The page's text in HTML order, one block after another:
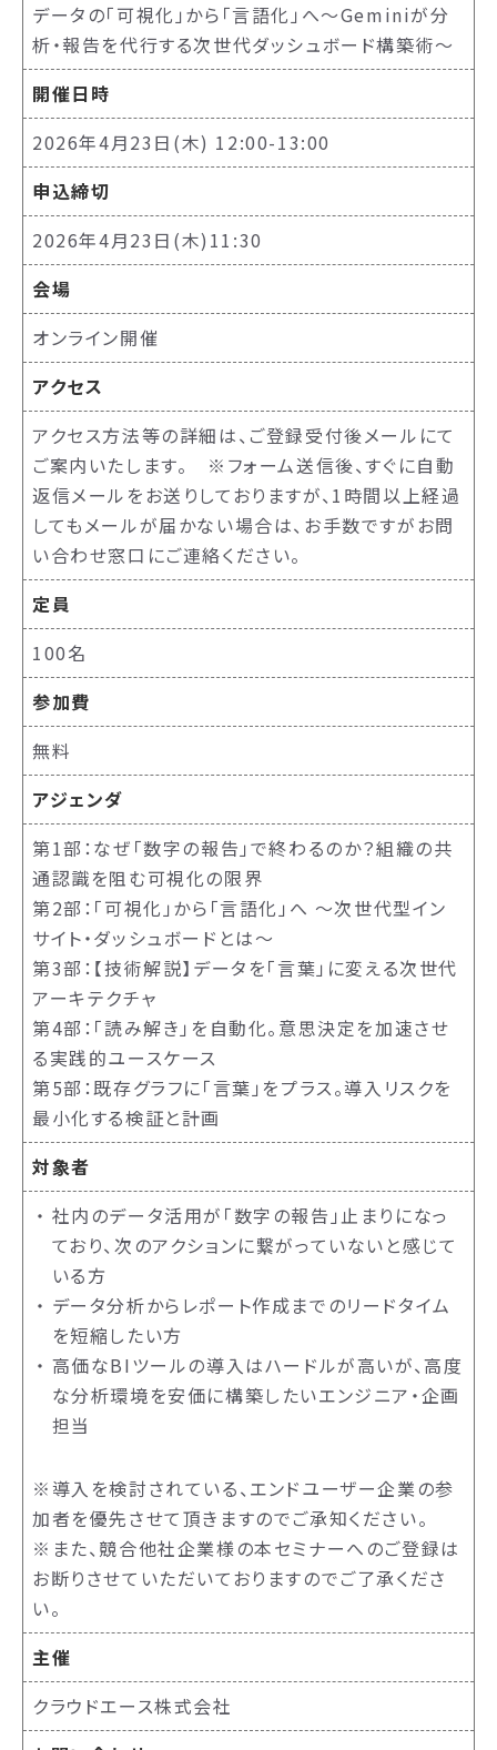
データの「可視化」から「言語化」へ〜Geminiが分
析・報告を代行する次世代ダッシュボード構築術〜
開催日時
2026年4月23日(木) 12:00-13:00
申込締切
2026年4月23日(木)11:30
会場
オンライン開催
アクセス
アクセス方法等の詳細は、ご登録受付後メールにて
ご案内いたします。 ※フォーム送信後、すぐに自動
返信メールをお送りしておりますが、1時間以上経過
してもメールが届かない場合は、お手数ですがお問
い合わせ窓口にご連絡ください。
定員
100名
参加費
無料
アジェンダ
第1部：なぜ「数字の報告」で終わるのか？組織の共
通認識を阻む可視化の限界
第2部：「可視化」から「言語化」へ 〜次世代型イン
サイト・ダッシュボードとは〜
第3部：【技術解説】データを「言葉」に変える次世代
アーキテクチャ
第4部：「読み解き」を自動化。意思決定を加速させ
る実践的ユースケース
第5部：既存グラフに「言葉」をプラス。導入リスクを
最小化する検証と計画
対象者
社内のデータ活用が「数字の報告」止まりになっ
ており、次のアクションに繋がっていないと感じて
いる方
データ分析からレポート作成までのリードタイム
を短縮したい方
高価なBIツールの導入はハードルが高いが、高度
な分析環境を安価に構築したいエンジニア・企画
担当
※導入を検討されている、エンドユーザー企業の参
加者を優先させて頂きますのでご承知ください。
※また、競合他社企業様の本セミナーへのご登録は
お断りさせていただいておりますのでご了承くださ
い。
主催
クラウドエース株式会社